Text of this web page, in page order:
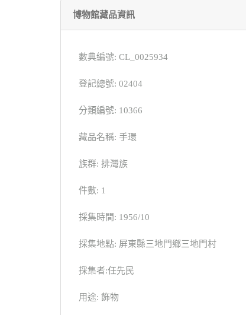
博物館藏品資訊
數典編號: CL_0025934
登記總號: 02404
分類編號: 10366
藏品名稱: 手環
族群: 排灣族
件數: 1
採集時間: 1956/10
採集地點: 屏東縣三地門鄉三地門村
採集者:任先民
用途: 飾物